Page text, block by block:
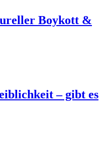
Boykott &
– gibt es